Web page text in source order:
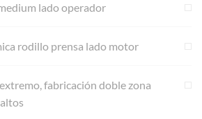
lado operador
rodillo prensa lado motor
fabricación doble zona